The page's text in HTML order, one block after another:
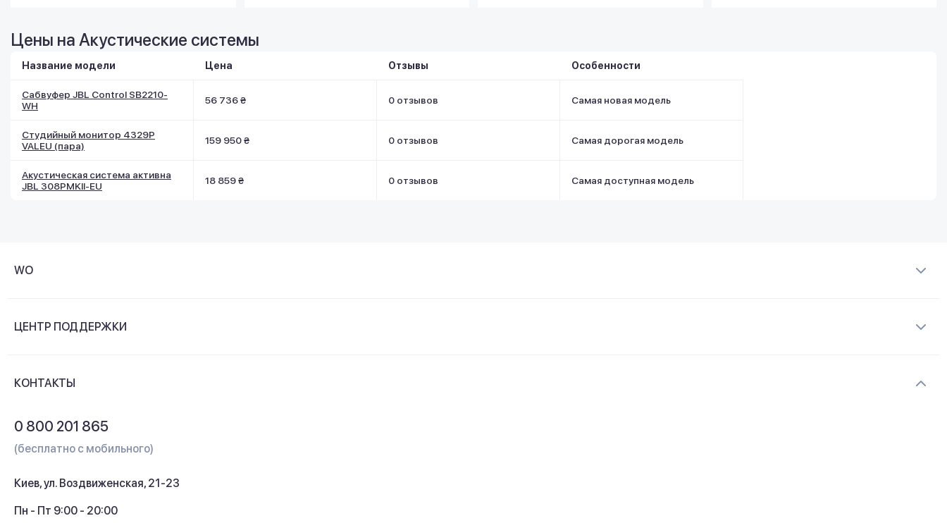
Цены на Акустические системы
Название модели Цена Отзывы Особенности
Сабвуфер JBL Control SB2210-
WH
56 736 ₴ 0 отзывов Самая новая модель
Студийный монитор 4329P
VALEU (пара)
159 950 ₴ 0 отзывов Самая дорогая модель
Акустическая система активна
JBL 308PMKII-EU
18 859 ₴ 0 отзывов Самая доступная модель
WO
Контакты
ЦЕНТР ПОДДЕРЖКИ
Кэшбек
КОНТАКТЫ
0 800 201 865
(бесплатно с мобильного)
Киев, ул. Воздвиженская, 21-23
Пн - Пт 9:00 - 20:00